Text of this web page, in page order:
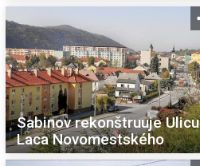
Sabinov rekonštruuje Ulicu
Laca Novomestského